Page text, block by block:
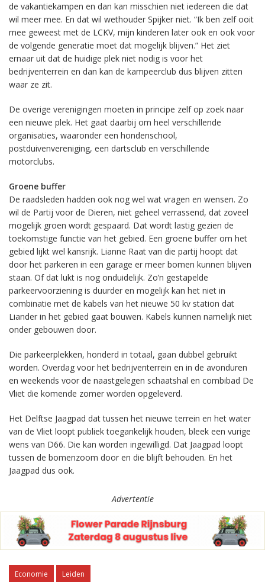
de vakantiekampen en dan kan misschien niet iedereen die dat
wil meer mee. En dat wil wethouder Spijker niet. “Ik ben zelf ooit
mee geweest met de LCKV, mijn kinderen later ook en ook voor
de volgende generatie moet dat mogelijk blijven.” Het ziet
ernaar uit dat de huidige plek niet nodig is voor het
bedrijventerrein en dan kan de kampeerclub dus blijven zitten
waar ze zit.
De overige verenigingen moeten in principe zelf op zoek naar
een nieuwe plek. Het gaat daarbij om heel verschillende
organisaties, waaronder een hondenschool,
postduivenvereniging, een dartsclub en verschillende
motorclubs.
Groene buffer
De raadsleden hadden ook nog wel wat vragen en wensen. Zo
wil de Partij voor de Dieren, niet geheel verrassend, dat zoveel
mogelijk groen wordt gespaard. Dat wordt lastig gezien de
toekomstige functie van het gebied. Een groene buffer om het
gebied lijkt wel kansrijk. Lianne Raat van die partij hoopt dat
door het parkeren in een garage er meer bomen kunnen blijven
staan. Of dat lukt is nog onduidelijk. Zo’n gestapelde
parkeervoorziening is duurder en mogelijk kan het niet in
combinatie met de kabels van het nieuwe 50 kv station dat
Liander in het gebied gaat bouwen. Kabels kunnen namelijk niet
onder gebouwen door.
Die parkeerplekken, honderd in totaal, gaan dubbel gebruikt
worden. Overdag voor het bedrijventerrein en in de avonduren
en weekends voor de naastgelegen schaatshal en combibad De
Vliet die komende zomer worden opgeleverd.
Het Delftse Jaagpad dat tussen het nieuwe terrein en het water
van de Vliet loopt publiek toegankelijk houden, bleek een vurige
wens van D66. Die kan worden ingewilligd. Dat Jaagpad loopt
tussen de bomenzoom door en die blijft behouden. En het
Jaagpad dus ook.
Advertentie
Economie Leiden